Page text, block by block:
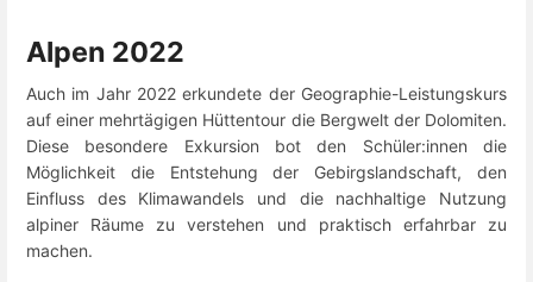
Alpen 2022
Auch im Jahr 2022 erkundete der Geographie-Leistungskurs
auf einer mehrtägigen Hüttentour die Bergwelt der Dolomiten.
Diese besondere Exkursion bot den Schüler:innen die
Möglichkeit die Entstehung der Gebirgslandschaft, den
Einfluss des Klimawandels und die nachhaltige Nutzung
alpiner Räume zu verstehen und praktisch erfahrbar zu
machen.